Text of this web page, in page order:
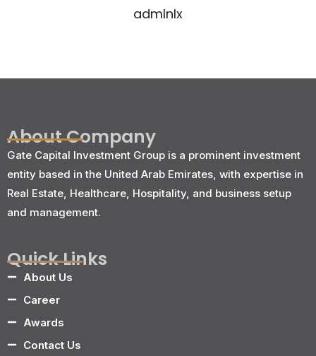
admlnlx
About Company
Gate Capital Investment Group is a prominent investment
entity based in the United Arab Emirates, with expertise in
Real Estate, Healthcare, Hospitality, and business setup
and management.
Quick Links
About Us
Career
Awards
Contact Us